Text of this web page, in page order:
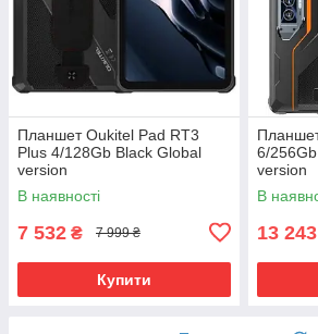
Планшет Oukitel Pad RT3
Plus 4/128Gb Black Global
version
В наявності
7 532 ₴ 7 999 ₴
Купити
6/
version
В
13 243